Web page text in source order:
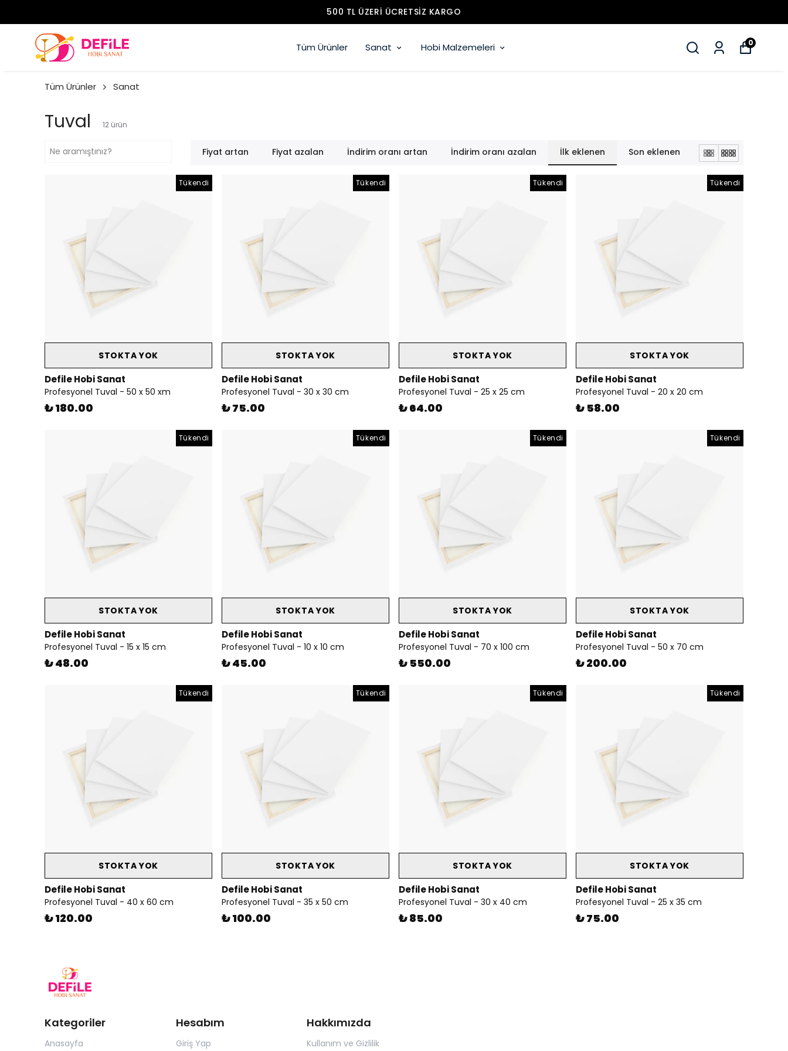
ONLINE AÇILIŞA ÖZEL İNDIRIMLER!
Tüm Ürünler Sanat Hobi Malzemeleri 0
Tüm Ürünler Sanat
Tuval 12 ürün
Fiyat artan Fiyat azalan İndirim oranı artan İndirim oranı azalan İlk eklenen Son eklenen
Tükendi
STOKTA YOK
Defile Hobi Sanat
Profesyonel Tuval - 50 x 50 xm
₺ 180.00
Tükendi
STOKTA YOK
Defile Hobi Sanat
Profesyonel Tuval - 30 x 30 cm
₺ 75.00
Tükendi
STOKTA YOK
Defile Hobi Sanat
Profesyonel Tuval - 25 x 25 cm
₺ 64.00
Tükendi
STOKTA YOK
Defile Hobi Sanat
Profesyonel Tuval - 20 x 20 cm
₺ 58.00
Tükendi
STOKTA YOK
Defile Hobi Sanat
Profesyonel Tuval - 15 x 15 cm
₺ 48.00
Tükendi
STOKTA YOK
Defile Hobi Sanat
Profesyonel Tuval - 10 x 10 cm
₺ 45.00
Tükendi
STOKTA YOK
Defile Hobi Sanat
Profesyonel Tuval - 70 x 100 cm
₺ 550.00
Tükendi
STOKTA YOK
Defile Hobi Sanat
Profesyonel Tuval - 50 x 70 cm
₺ 200.00
Tükendi
STOKTA YOK
Defile Hobi Sanat
Profesyonel Tuval - 40 x 60 cm
₺ 120.00
Tükendi
STOKTA YOK
Defile Hobi Sanat
Profesyonel Tuval - 35 x 50 cm
₺ 100.00
Tükendi
STOKTA YOK
Defile Hobi Sanat
Profesyonel Tuval - 30 x 40 cm
₺ 85.00
Tükendi
STOKTA YOK
Defile Hobi Sanat
Profesyonel Tuval - 25 x 35 cm
₺ 75.00
Kategoriler
Anasayfa
Hesabım
Giriş Yap
Hakkımızda
Kullanım ve Gizlilik